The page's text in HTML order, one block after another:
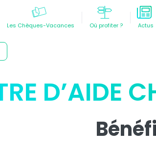
Les Chèques-Vacances Où profiter ? Actus
D’AIDE